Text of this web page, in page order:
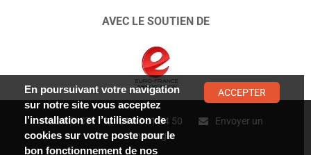
AVEC LE SOUTIEN DE
CONTACT : 01 47 01 34 50
Envoyer un
message
En poursuivant votre navigation
sur notre site vous acceptez
l’installation et l’utilisation de
cookies sur votre poste pour le
bon fonctionnement de nos
ACCEPTER